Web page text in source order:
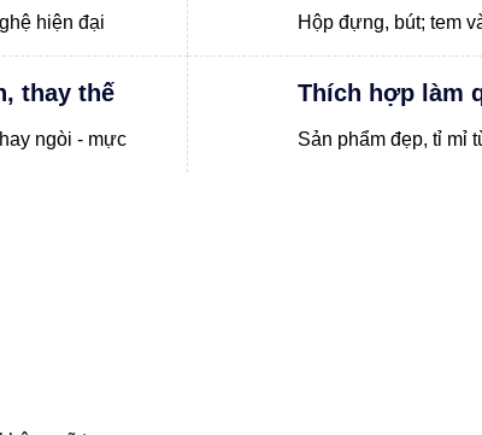
hiện đại Hộp đựng, bút; tem
thay thế
ngòi - mực
Thích hợp làm
Sản phẩm đẹp, tỉ mỉ